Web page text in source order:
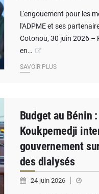
L'engouement pour les
l'ADPME et ses
Cotonou, 30 juin 2026 –
en…
SAVOIR PLUS
Budget au Bénin
Koukpemedji
gouvernement
des dialysés
24 juin 2026